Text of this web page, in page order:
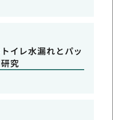
イレ水漏れとパッ
究